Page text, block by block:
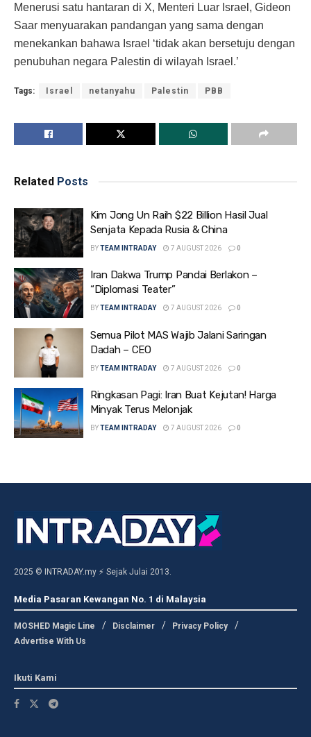
Menerusi satu hantaran di X, Menteri Luar Israel, Gideon
Saar menyuarakan pandangan yang sama dengan
menekankan bahawa Israel ‘tidak akan bersetuju dengan
penubuhan negara Palestin di wilayah Israel.’
Tags: Israel netanyahu Palestin PBB
Related Posts
Kim Jong Un Raih $22 Billion Hasil Jual
Senjata Kepada Rusia & China
BYTEAM INTRADAY 7 AUGUST 2026 0
Iran Dakwa Trump Pandai Berlakon –
“Diplomasi Teater”
BYTEAM INTRADAY 7 AUGUST 2026 0
Semua Pilot MAS Wajib Jalani Saringan
Dadah – CEO
BYTEAM INTRADAY 7 AUGUST 2026 0
Ringkasan Pagi: Iran Buat Kejutan! Harga
Minyak Terus Melonjak
BYTEAM INTRADAY 7 AUGUST 2026 0
2025 © INTRADAY.my ⚡ Sejak Julai 2013.
Media Pasaran Kewangan No. 1 di Malaysia
MOSHED Magic Line Disclaimer
Privacy Policy
Advertise With Us
Ikuti Kami